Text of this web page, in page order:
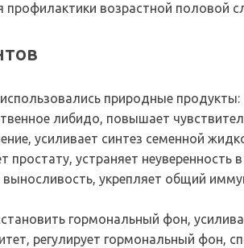
возрастной половой
природные продукты:
либидо, повышает
усиливает синтез семенной
устраняет неуверенность
укрепляет общий
гормональный фон,
регулирует гормональный фон,